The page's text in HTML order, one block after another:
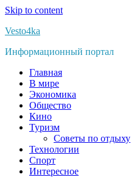
Skip to content
Vesto4ka
Информационный портал
Главная
В мире
Экономика
Общество
Кино
Туризм
Советы по отдыху
Технологии
Спорт
Интересное